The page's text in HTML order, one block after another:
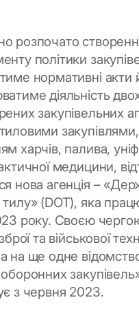
розпочато
політики
нормативні акти
діяльність
закупівельних
харчів, палива,
медицини,
нова агенція –
(DOT), яка
року. Своєю
та військової
на ще одне
з червня 2023.